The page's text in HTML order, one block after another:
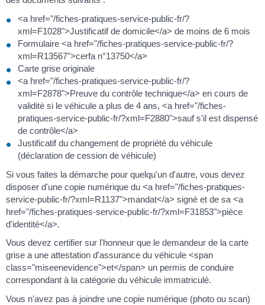
<a href="/fiches-pratiques-service-public-fr/?
xml=F1028">Justificatif de domicile</a> de moins de 6 mois
Formulaire <a href="/fiches-pratiques-service-public-fr/?
xml=R13567">cerfa n°13750</a>
Carte grise originale
<a href="/fiches-pratiques-service-public-fr/?
xml=F2878">Preuve du contrôle technique</a> en cours de
validité si le véhicule a plus de 4 ans, <a href="/fiches-
pratiques-service-public-fr/?xml=F2880">sauf s'il est dispensé
de contrôle</a>
Justificatif du changement de propriété du véhicule
(déclaration de cession de véhicule)
Si vous faites la démarche pour quelqu'un d'autre, vous devez
disposer d'une copie numérique du <a href="/fiches-pratiques-
service-public-fr/?xml=R1137">mandat</a> signé et de sa <a
href="/fiches-pratiques-service-public-fr/?xml=F31853">pièce
d'identité</a>.
Vous devez certifier sur l'honneur que le demandeur de la carte
grise a une attestation d'assurance du véhicule <span
class="miseenevidence">et</span> un permis de conduire
correspondant à la catégorie du véhicule immatriculé.
Vous n'avez pas à joindre une copie numérique (photo ou scan)